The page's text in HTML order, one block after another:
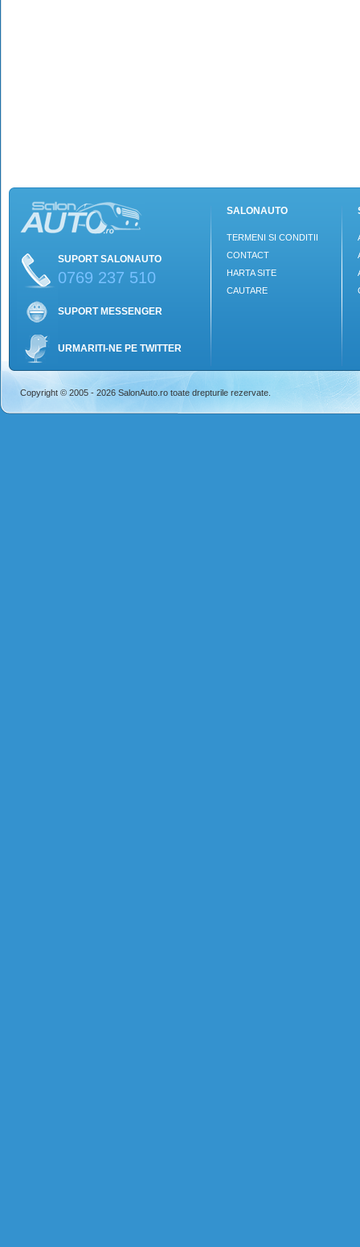
SUPORT SALONAUTO
0769 237 510
SUPORT MESSENGER
URMARITI-NE PE TWITTER
SALONAUTO
TERMENI SI CONDITII
CONTACT
HARTA SITE
CAUTARE
Copyright © 2005 - 2026 SalonAuto.ro toate drepturile rezervate.